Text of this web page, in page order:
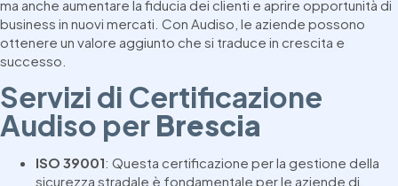
ma anche aumentare la fiducia dei clienti e aprire opportunità di
business in nuovi mercati. Con Audiso, le aziende possono
ottenere un valore aggiunto che si traduce in crescita e
successo.
Servizi di Certificazione
Audiso per Brescia
ISO 39001: Questa certificazione per la gestione della
sicurezza stradale è fondamentale per le aziende di